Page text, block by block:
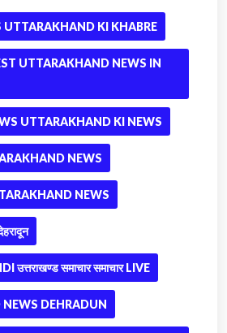
UTTARAKHAND KI KHABRE
UTTARAKHAND NEWS IN
UTTARAKHAND KI NEWS
NEWS
NEWS
उत्तराखण्ड समाचार समाचार LIVE
DEHRADUN